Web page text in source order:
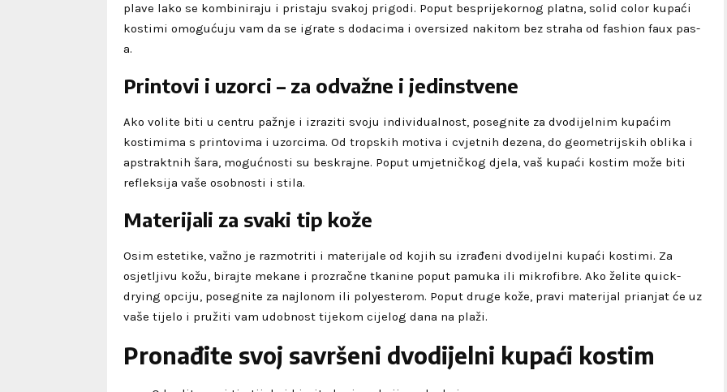
plave lako se kombiniraju i pristaju svakoj prigodi. Poput besprijekornog platna, solid color kupaći
kostimi omogućuju vam da se igrate s dodacima i oversized nakitom bez straha od fashion faux pas-
a.
Printovi i uzorci – za odvažne i jedinstvene
Ako volite biti u centru pažnje i izraziti svoju individualnost, posegnite za dvodijelnim kupaćim
kostimima s printovima i uzorcima. Od tropskih motiva i cvjetnih dezena, do geometrijskih oblika i
apstraktnih šara, mogućnosti su beskrajne. Poput umjetničkog djela, vaš kupaći kostim može biti
refleksija vaše osobnosti i stila.
Materijali za svaki tip kože
Osim estetike, važno je razmotriti i materijale od kojih su izrađeni dvodijelni kupaći kostimi. Za
osjetljivu kožu, birajte mekane i prozračne tkanine poput pamuka ili mikrofibre. Ako želite quick-
drying opciju, posegnite za najlonom ili polyesterom. Poput druge kože, pravi materijal prianjat će uz
vaše tijelo i pružiti vam udobnost tijekom cijelog dana na plaži.
Pronađite svoj savršeni dvodijelni kupaći kostim